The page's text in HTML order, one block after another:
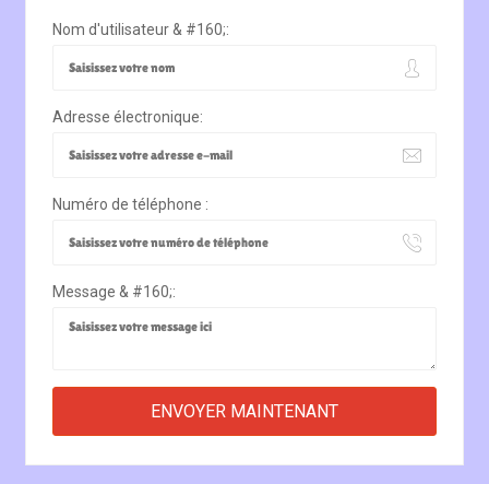
Nom d'utilisateur & #160;:
Adresse électronique:
Numéro de téléphone :
Message & #160;: